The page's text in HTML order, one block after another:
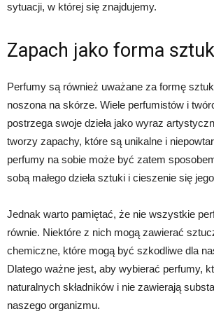
sytuacji, w której się znajdujemy.
Zapach jako forma
Perfumy są również uważane za formę
noszona na skórze. Wiele perfumistów i
postrzega swoje dzieła jako wyraz
tworzy zapachy, które są unikalne i
perfumy na sobie może być zatem
sobą małego dzieła sztuki i cieszenie się
Jednak warto pamiętać, że nie wszystkie
równie. Niektóre z nich mogą zawierać
chemiczne, które mogą być szkodliwe dla
Dlatego ważne jest, aby wybierać perfumy,
naturalnych składników i nie zawierają
naszego organizmu.